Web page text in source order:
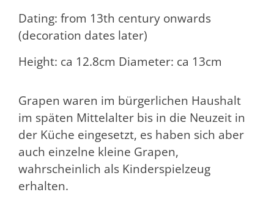
Dating: from 13th century onwards
(decoration dates later)
Height: ca 12.8cm Diameter: ca 13cm
Grapen waren im bürgerlichen Haushalt
im späten Mittelalter bis in die Neuzeit in
der Küche eingesetzt, es haben sich aber
auch einzelne kleine Grapen,
wahrscheinlich als Kinderspielzeug
erhalten.